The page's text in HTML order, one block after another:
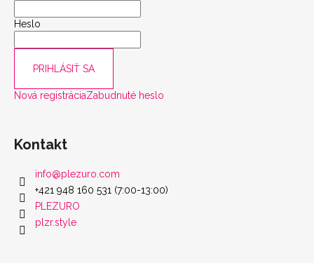
Heslo
PRIHLÁSIŤ SA
Nová registráciaZabudnuté heslo
Kontakt
info@plezuro.com
+421 948 160 531 (7:00-13:00)
PLEZURO
plzr.style